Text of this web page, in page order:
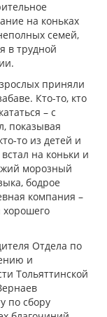
на коньках
семей,
в трудной
приняли
Кто-то, кто
– с
показывая
то из детей и
на коньки и
морозный
бодрое
компания –
Отдела по
и
Тольяттинской
по сбору